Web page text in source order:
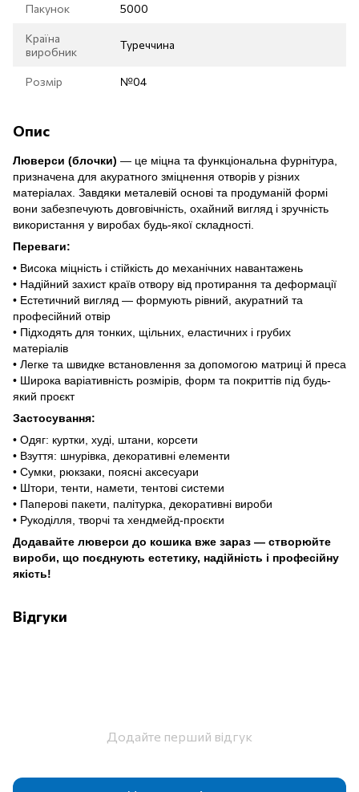
Пакунок 5000
Країна
виробник
Туреччина
Розмір №04
Опис
Люверси (блочки) — це міцна та функціональна фурнітура,
призначена для акуратного зміцнення отворів у різних
матеріалах. Завдяки металевій основі та продуманій формі
вони забезпечують довговічність, охайний вигляд і зручність
використання у виробах будь-якої складності.
Переваги:
• Висока міцність і стійкість до механічних навантажень
• Надійний захист країв отвору від протирання та деформації
• Естетичний вигляд — формують рівний, акуратний та
професійний отвір
• Підходять для тонких, щільних, еластичних і грубих
матеріалів
• Легке та швидке встановлення за допомогою матриці й преса
• Широка варіативність розмірів, форм та покриттів під будь-
який проєкт
Застосування:
• Одяг: куртки, худі, штани, корсети
• Взуття: шнурівка, декоративні елементи
• Сумки, рюкзаки, поясні аксесуари
• Штори, тенти, намети, тентові системи
• Паперові пакети, палітурка, декоративні вироби
• Рукоділля, творчі та хендмейд-проєкти
Додавайте люверси до кошика вже зараз — створюйте
вироби, що поєднують естетику, надійність і професійну
якість!
Відгуки
Додайте перший відгук